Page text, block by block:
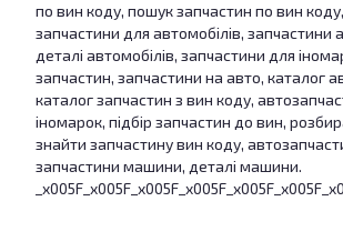
по вин коду, пошук запчастин по вин
запчастини для автомобілів, запчастини
деталі автомобілів, запчастини для
запчастин, запчастини на авто, каталог
каталог запчастин з вин коду,
іномарок, підбір запчастин до вин,
знайти запчастину вин коду,
запчастини машини, деталі машини.